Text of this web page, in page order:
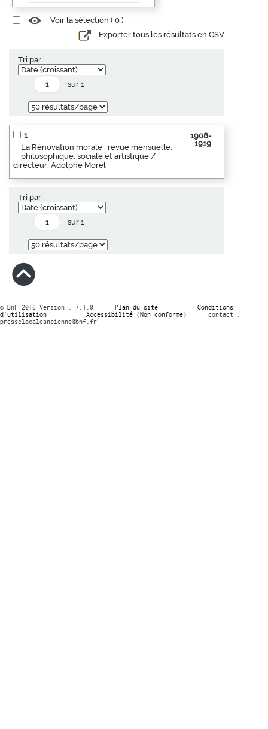
Voir la sélection ( 0 )
Exporter tous les résultats en CSV
Tri par :
sur 1
1
La Rénovation morale : revue mensuelle,
philosophique, sociale et artistique /
directeur, Adolphe Morel
1908-
1919
Tri par :
sur 1
© BnF 2016 Version : 7.1.0 Plan du site
Conditions
d’utilisation
Accessibilité (Non conforme)
contact :
presselocaleancienne@bnf.fr